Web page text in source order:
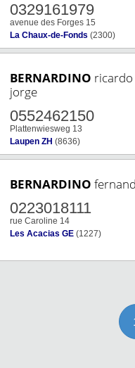
0329161979
avenue des Forges 15
La Chaux-de-Fonds (2300)
BERNARDINO ricardo
jorge
0552462150
Plattenwiesweg 13
Laupen ZH (8636)
BERNARDINO
0223018111
rue Caroline 14
Les Acacias GE (1227)